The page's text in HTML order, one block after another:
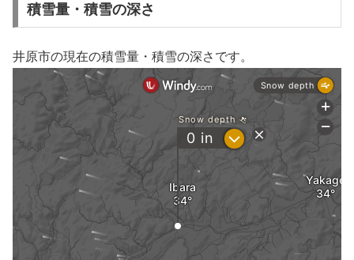
積雪量・積雪の深さ
井原市の現在の積雪量・積雪の深さです。